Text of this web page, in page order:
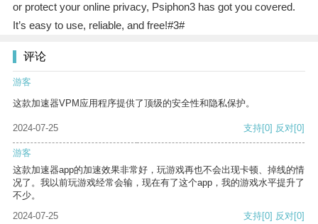
or protect your online privacy, Psiphon3 has got you covered.
It’s easy to use, reliable, and free!#3#
评论
游客
这款加速器VPM应用程序提供了顶级的安全性和隐私保护。
2024-07-25 支持[0] 反对[0]
游客
这款加速器app的加速效果非常好，玩游戏再也不会出现卡顿、掉线的情
况了。我以前玩游戏经常会输，现在有了这个app，我的游戏水平提升了
不少。
2024-07-25
支持[0] 反对[0]